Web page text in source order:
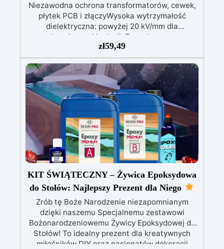
Niezawodna ochrona transformatorów, cewek,
płytek PCB i złączyWysoka wytrzymałość
dielektryczna: powyżej 20 kV/mm dla
bezpiecznej izolacji. Zero skurczu:
gwarantowana stabilność wymiarowa podczas
utwardzania. Odporność na wilgoć i środki
chemiczne: idealna także do trudnych
warunków. Wszechstronna: odpowiednia do
transformatorów, uzwojeń, płytek PCB i
wrażliwych elementów. Długotrwała
niezawodność: chroni systemy do +150°C
temperatury pracy Dostępna w wersji
przezroczystej (do LED i łatwej kontroli) oraz z
czarnym barwnikiem – osobno, dla ochrony
patentowej i anty-sabotażowej.
zł59,49
KIT ŚWIĄTECZNY – Żywica Epoksydowa
do Stołów: Najlepszy Prezent dla Niego
Zrób tę Boże Narodzenie niezapomnianym
dzięki naszemu Specjalnemu zestawowi
Bożonarodzeniowemu Żywicy Epoksydowej do
Stołów! To idealny prezent dla kreatywnych
miłośników DIY oraz pasjonatów dekoracji